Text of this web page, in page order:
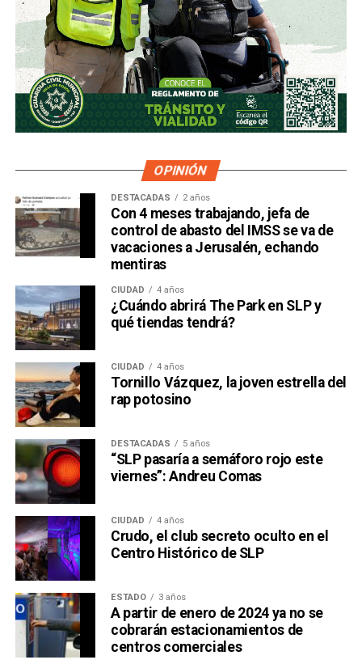
OPINIÓN
DESTACADAS 2 años
Con 4 meses trabajando, jefa de
control de abasto del IMSS se va de
vacaciones a Jerusalén, echando
mentiras
CIUDAD 4 años
¿Cuándo abrirá The Park en SLP y
qué tiendas tendrá?
CIUDAD 4 años
Tornillo Vázquez, la joven estrella del
rap potosino
DESTACADAS 5 años
“SLP pasaría a semáforo rojo este
viernes”: Andreu Comas
CIUDAD 4 años
Crudo, el club secreto oculto en el
Centro Histórico de SLP
ESTADO 3 años
A partir de enero de 2024 ya no se
cobrarán estacionamientos de
centros comerciales